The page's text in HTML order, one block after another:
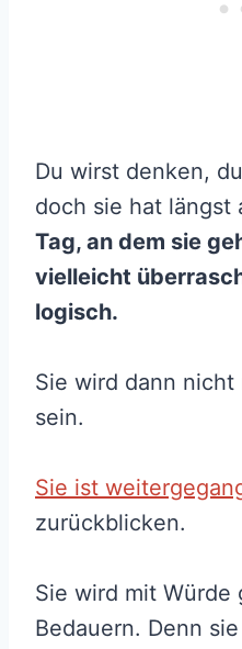
Du wirst denken,
doch sie hat längst
Tag, an dem sie
vielleicht
logisch.
Sie wird dann nicht
sein.
Sie ist
zurückblicken.
Sie wird mit Würde
Bedauern. Denn